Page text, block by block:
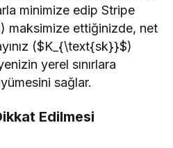
minimize edip Stripe
) maksimize ettiğinizde, net
($K_{\text{sk}}$)
yerel sınırlara
sağlar.
Edilmesi